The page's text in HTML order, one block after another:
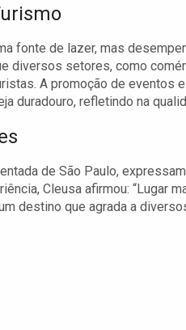
fonte de lazer, mas
diversos setores, como
A promoção de eventos
duradouro, refletindo na
de São Paulo,
Cleusa afirmou: “Lugar
destino que agrada a